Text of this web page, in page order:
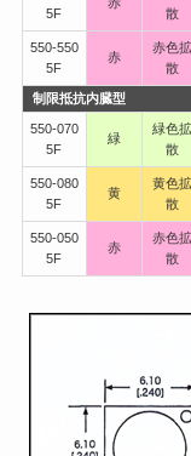
5F
散
550-550
5F
赤
赤色拡
散
制限抵抗内臓型
550-070
5F
緑
緑色拡
散
550-080
5F
黄
黄色拡
散
550-050
5F
赤
赤色拡
散